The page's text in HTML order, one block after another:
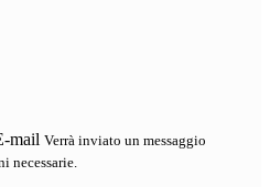
mail Verrà inviato un messaggio
necessarie.